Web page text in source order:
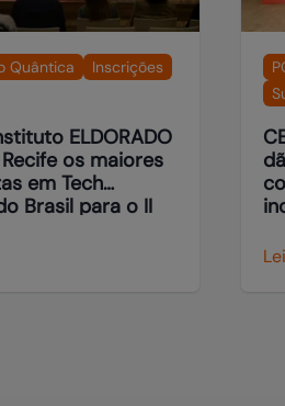
Quântica
Inscrições
ELDORADO
os maiores
em Tech
para o II